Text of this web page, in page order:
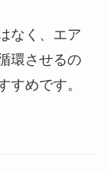
なく、エア
環させるの
すめです。